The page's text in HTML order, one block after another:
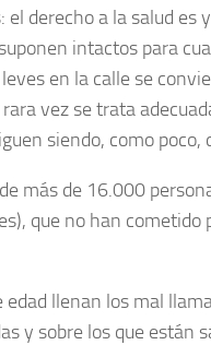
derecho a la salud es
intactos para
en la calle se
vez se trata
siendo, como poco,
más de 16.000
que no han
llenan los mal
y sobre los que están